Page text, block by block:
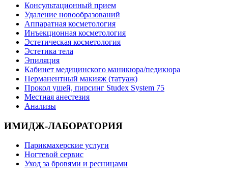
Консультационный прием
Удаление новообразований
Аппаратная косметология
Инъекционная косметология
Эстетическая косметология
Эстетика тела
Эпиляция
Кабинет медицинского маникюра/педикюра
Перманентный макияж (татуаж)
Прокол ушей, пирсинг Studex System 75
Местная анестезия
Анализы
ИМИДЖ-ЛАБОРАТОРИЯ
Парикмахерские услуги
Ногтевой сервис
Уход за бровями и ресницами